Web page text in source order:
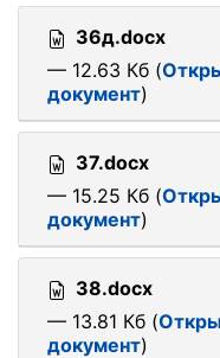
36д.docx
— 12.63 Кб (
документ)
37.docx
— 15.25 Кб (
документ)
38.docx
— 13.81 Кб (
документ)